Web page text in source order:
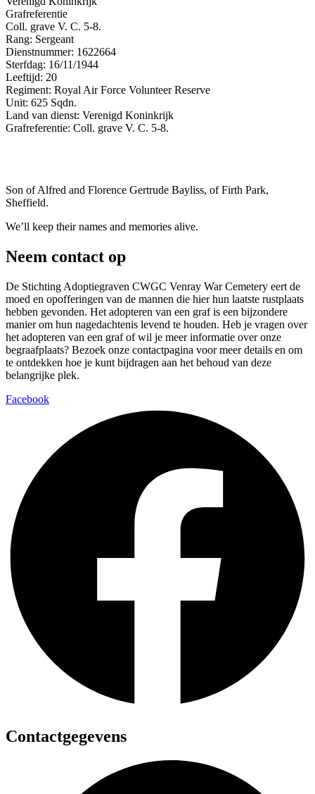
Grafreferentie
Coll. grave V. C. 5-8.
Rang: Sergeant
Dienstnummer: 1622664
Sterfdag: 16/11/1944
Leeftijd: 20
Regiment: Royal Air Force Volunteer Reserve
Unit: 625 Sqdn.
Land van dienst: Verenigd Koninkrijk
Grafreferentie: Coll. grave V. C. 5-8.
Son of Alfred and Florence Gertrude Bayliss, of Firth Park,
Sheffield.
We’ll keep their names and memories alive.
Neem contact op
De Stichting Adoptiegraven CWGC Venray War Cemetery eert de
moed en opofferingen van de mannen die hier hun laatste rustplaats
hebben gevonden. Het adopteren van een graf is een bijzondere
manier om hun nagedachtenis levend te houden. Heb je vragen over
het adopteren van een graf of wil je meer informatie over onze
begraafplaats? Bezoek onze contactpagina voor meer details en om
te ontdekken hoe je kunt bijdragen aan het behoud van deze
belangrijke plek.
Facebook
Contactgegevens